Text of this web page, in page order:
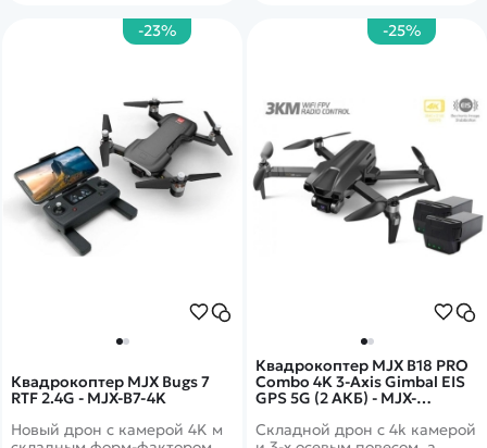
-23%
Квадрокоптер MJX Bugs 7
RTF 2.4G - MJX-B7-4K
Новый дрон с камерой 4K м
-25%
Квадрокоптер MJX B18 PRO
Combo 4K 3-Axis Gimbal EIS
GPS 5G (2 АКБ) - MJX-
Складной дрон с 4k камерой